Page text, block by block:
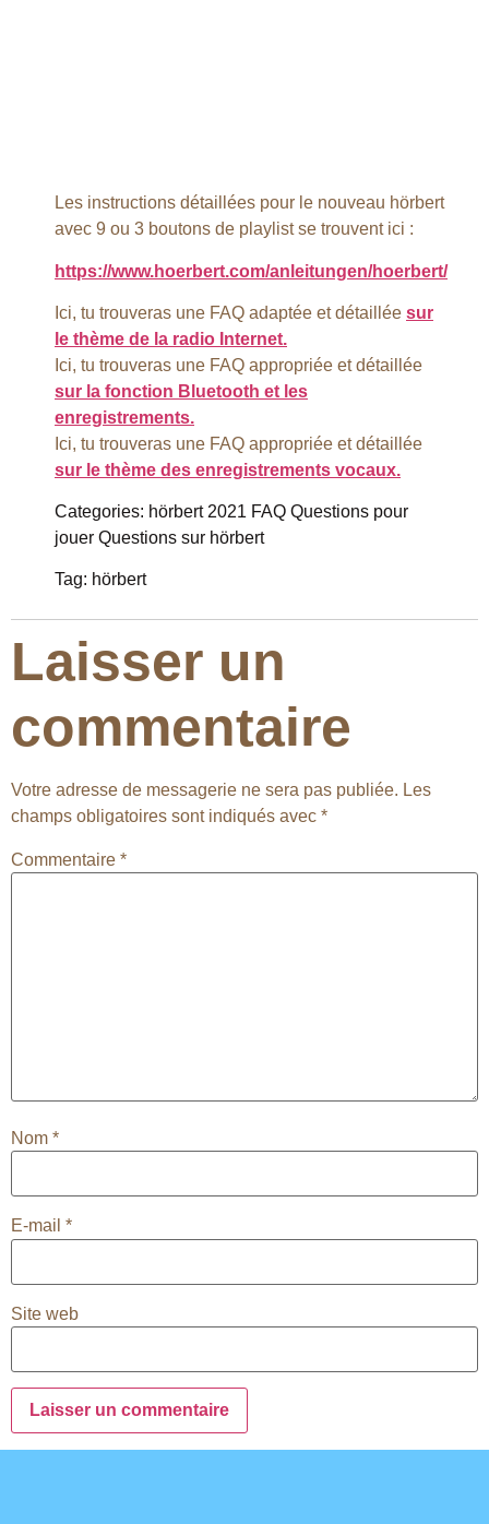
Les instructions détaillées pour le nouveau hörbert
avec 9 ou 3 boutons de playlist se trouvent ici :
https://www.hoerbert.com/anleitungen/hoerbert/
Ici, tu trouveras une FAQ adaptée et détaillée sur
le thème de la radio Internet.
Ici, tu trouveras une FAQ appropriée et détaillée
sur la fonction Bluetooth et les
enregistrements.
Ici, tu trouveras une FAQ appropriée et détaillée
sur le thème des enregistrements vocaux.
Categories: hörbert 2021 FAQ Questions pour
jouer Questions sur hörbert
Tag: hörbert
Laisser un
commentaire
Votre adresse de messagerie ne sera pas publiée. Les
champs obligatoires sont indiqués avec *
Commentaire *
Nom *
E-mail *
Site web